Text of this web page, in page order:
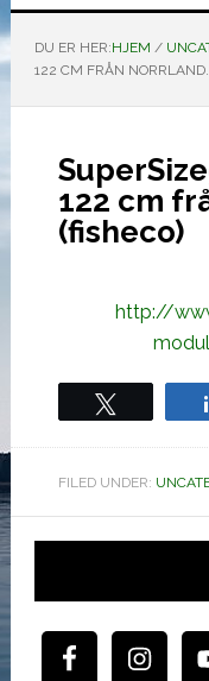
DU ER HER:HJEM /
122 CM FRÅN
122 cm
(fisheco)
http://
FILED UNDER:
Hoved
sidebar